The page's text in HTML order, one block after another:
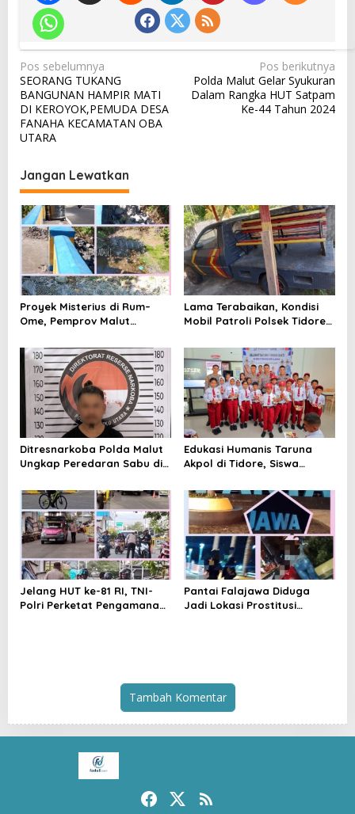
N
a
v
i
a
s
i
p
o
s
Pos sebelumnya
SEORANG TUKANG
BANGUNAN HAMPIR MATI
DI KEROYOK,PEMUDA DESA
FANAHA KECAMATAN OBA
UTARA
Pos berikutnya
Polda Malut Gelar Syukuran
Dalam Rangka HUT Satpam
Ke-44 Tahun 2024
Jangan Lewatkan
Proyek Misterius di Rum–
Ome, Pemprov Malut
Lalu Punya Siapa?
Lama Terabaikan, Kondisi
Mobil Patroli Polsek Tidore
Kapolda
Ditresnarkoba Polda Malut
Ungkap Peredaran Sabu di
Pengedar Diamankan
Edukasi Humanis Taruna
Akpol di Tidore, Siswa
Mandiri
Jelang HUT ke-81 RI, TNI-
Polri Perketat Pengamanan
Pantai Falajawa Diduga
Jadi Lokasi Prostitusi
Tambah Komentar